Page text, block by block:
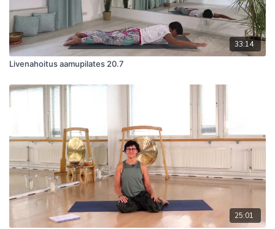
33:14
Livenahoitus aamupilates 20.7
25:01